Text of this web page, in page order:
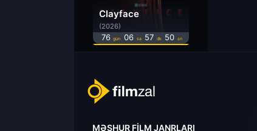
Clayface
(2026)
76 gün 06 sa 57 dk 49 sn
MƏŞHUR FILM JANRLARI